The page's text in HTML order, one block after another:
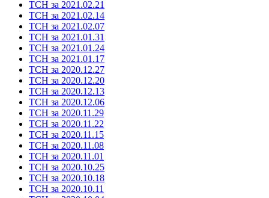
ТСН за 2021.02.21
ТСН за 2021.02.14
ТСН за 2021.02.07
ТСН за 2021.01.31
ТСН за 2021.01.24
ТСН за 2021.01.17
ТСН за 2020.12.27
ТСН за 2020.12.20
ТСН за 2020.12.13
ТСН за 2020.12.06
ТСН за 2020.11.29
ТСН за 2020.11.22
ТСН за 2020.11.15
ТСН за 2020.11.08
ТСН за 2020.11.01
ТСН за 2020.10.25
ТСН за 2020.10.18
ТСН за 2020.10.11